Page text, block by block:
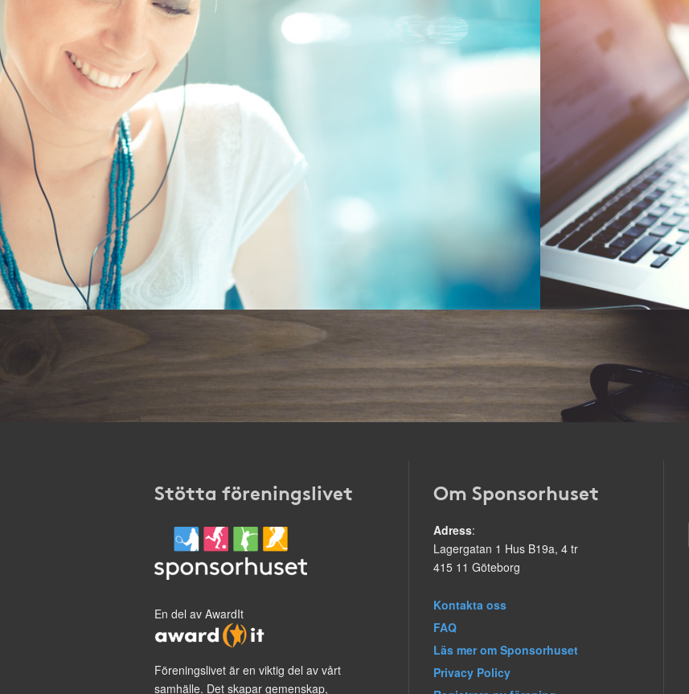
Stötta föreningslivet
En del av AwardIt
Föreningslivet är en viktig del av vårt
samhälle. Det skapar gemenskap,
Om Sponsorhuset
Adress:
Lagergatan 1 Hus B19a, 4 tr
415 11 Göteborg
Kontakta oss
FAQ
Läs mer om Sponsorhuset
Privacy Policy